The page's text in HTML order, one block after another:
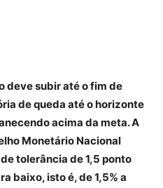
deve subir até o fim de
de queda até o horizonte
acima da meta. A
Monetário Nacional
tolerância de 1,5 ponto
baixo, isto é, de 1,5% a